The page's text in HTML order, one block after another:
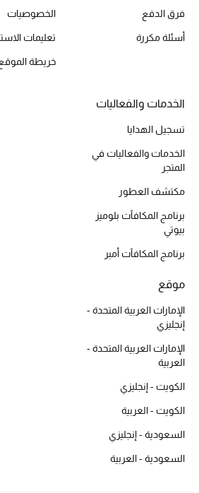
دليل ملتزمات الحقائب
تسوقوا الحقائب
الموسم الجديد
أحذية النسائية
تشكيلة الأحذية
الأحذية الرجالية
أبرز المصممين
فرق الدفع
أسئلة مكررة
الخصوصيات
تعليمات
خريطة
الخدمات والفعاليات
تسجيل الهدايا
الخدمات والفعاليات في
المتجر
مكتشف العطور
برنامج المكافآت بلوميز
بيوتي
برنامج المكافآت أمبر
موقع
الإمارات العربية المتحدة -
إنجليزي
الإمارات العربية المتحدة -
العربية
الكويت - إنجليزي
الكويت - العربية
السعودية - إنجليزي
السعودية - العربية